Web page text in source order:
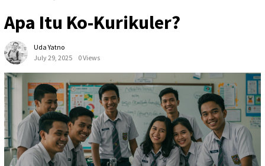
Apa Itu Ko-Kurikuler?
Uda Yatno
July 29, 2025
0 Views